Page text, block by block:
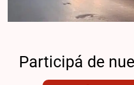
Participá de